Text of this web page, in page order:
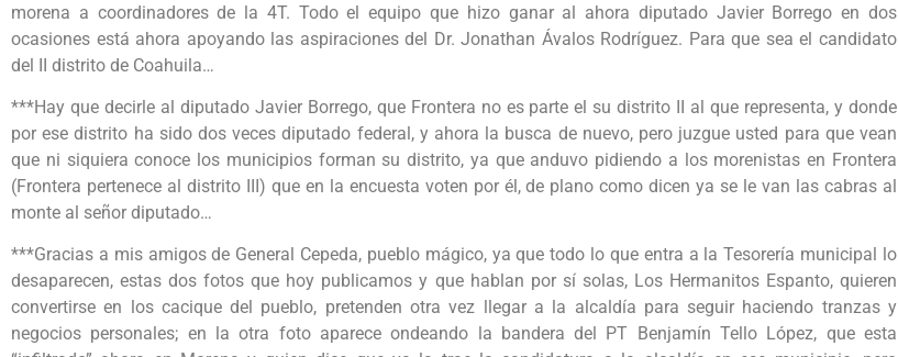
morena a coordinadores de la 4T. Todo el equipo que hizo ganar al ahora diputado Javier Borrego en dos
ocasiones está ahora apoyando las aspiraciones del Dr. Jonathan Ávalos Rodríguez. Para que sea el candidato
del II distrito de Coahuila…
***Hay que decirle al diputado Javier Borrego, que Frontera no es parte el su distrito II al que representa, y donde
por ese distrito ha sido dos veces diputado federal, y ahora la busca de nuevo, pero juzgue usted para que vean
que ni siquiera conoce los municipios forman su distrito, ya que anduvo pidiendo a los morenistas en Frontera
(Frontera pertenece al distrito III) que en la encuesta voten por él, de plano como dicen ya se le van las cabras al
monte al señor diputado…
***Gracias a mis amigos de General Cepeda, pueblo mágico, ya que todo lo que entra a la Tesorería municipal lo
desaparecen, estas dos fotos que hoy publicamos y que hablan por sí solas, Los Hermanitos Espanto, quieren
convertirse en los cacique del pueblo, pretenden otra vez llegar a la alcaldía para seguir haciendo tranzas y
negocios personales; en la otra foto aparece ondeando la bandera del PT Benjamín Tello López, que esta